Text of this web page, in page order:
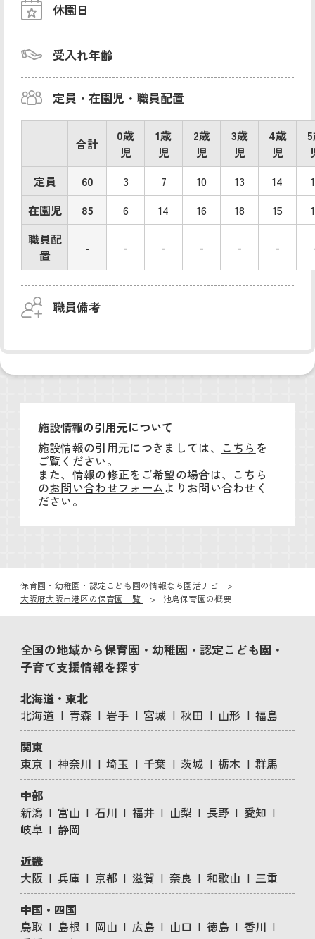
休園日
受入れ年齢
定員・在園児・職員配置
合計
0歳
児
1歳
児
2歳
児
3歳
児
4歳
児
定員
60 3 7 10 13 14
在園児
85 6 14 16 18 15
職員配
置
- - - - - -
職員備考
施設情報の引用元について
施設情報の引用元につきましては、 こちら を
ご覧ください。
また、情報の修正をご希望の場合は、こちら
のお問い合わせフォームよりお問い合わせく
ださい。
保育園・幼稚園・認定こども園の情報なら園活ナビ
大阪府大阪市港区の保育園一覧
池島保育園の概要
全国の地域から保育園・幼稚園・認定こども園・
子育て支援情報を探す
北海道・東北
北海道
青森 岩手 宮城 秋田 山形
福島
関東
東京
神奈川 埼玉 千葉 茨城 栃木
群馬
中部
新潟
富山 石川 福井 山梨 長野
愛知
岐阜
静岡
近畿
大阪
兵庫 京都 滋賀 奈良 和歌山
三重
中国・四国
鳥取
島根 岡山 広島 山口 徳島
香川